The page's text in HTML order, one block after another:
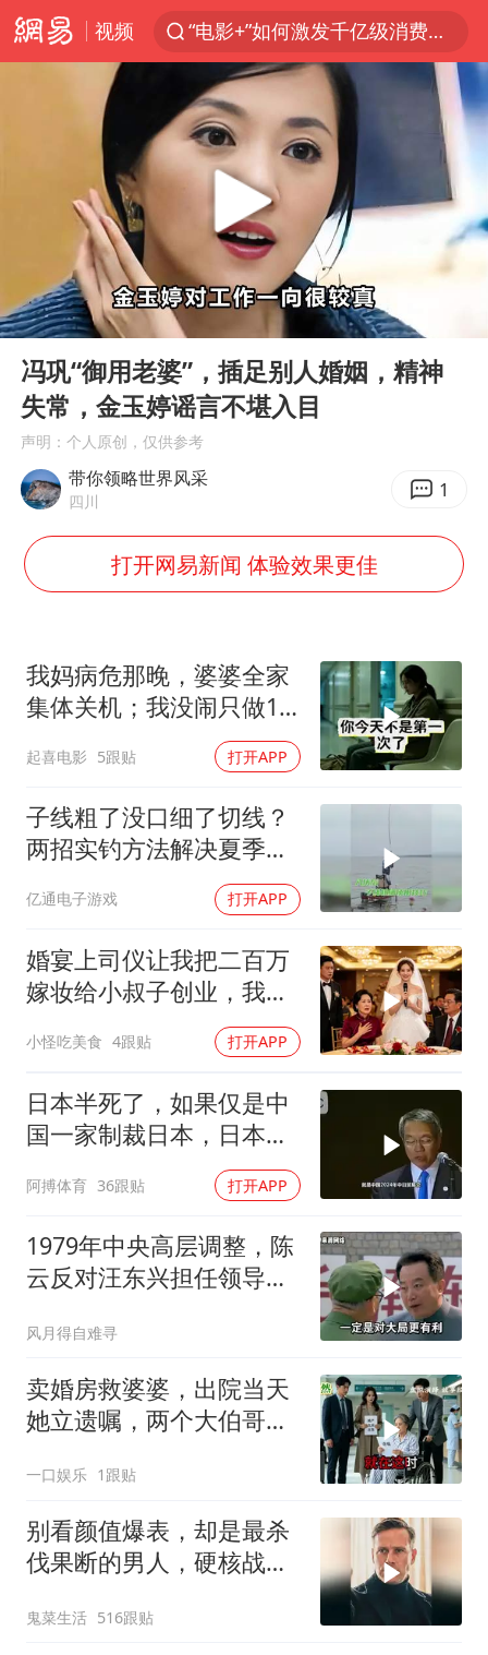
视频
“电影+”如何激发千亿级消费新活力？
国乒男单横滨冠军赛全军覆没
U17国足三连胜晋级明日之星半决赛
东航：国内客票提前14天免费退改
日本试射“战斧”导弹，国防部回应
四川宜宾市高县4.9级地震致1人死亡
台风白海豚中心风力增强
百花奖开幕式
“新疆阿勒泰八月能滑雪”不实
我国外贸延续良好增长态势
女儿为争财产堵门阻挠父亲出殡
今日立秋你咬秋了吗
欧阳娜娜窦靖童好搭
立秋养生千万避开六大误区
河南：推进人事招录等领域问题整治
夯实基础开新局
Play
00:00
冯巩“御用老婆”，插足别人婚姻，精神
失常，金玉婷谣言不堪入目
声明：个人原创，仅供参考
带你领略世界风采
四川 1
打开网易新闻 体验效果更佳
我妈病危那晚，婆婆全家
集体关机；我没闹只做1
事，6天后她打来电话：
你是不是疯了？
起喜电影 5跟贴 打开APP
子线粗了没口细了切线？
两招实钓方法解决夏季难
亿通电子游戏 打开APP
婚宴上司仪让我把二百万
嫁妆给小叔子创业，我一
小怪吃美食 4跟贴 打开APP
日本半死了，如果仅是中
国一家制裁日本，日本可
阿搏体育 36跟贴 打开APP
1979年中央高层调整，陈
云反对汪东兴担任领导职
风月得自难寻
卖婚房救婆婆，出院当天
她立遗嘱，两个大伯哥傻
一口娱乐 1跟贴
别看颜值爆表，却是最杀
伐果断的男人，硬核战术
鬼菜生活 516跟贴